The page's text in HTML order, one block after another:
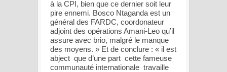
à la CPI, bien que ce dernier soit leur
pire ennemi. Bosco Ntaganda est un
général des FARDC, coordonateur
adjoint des opérations Amani-Leo qu’il
assure avec brio, malgré le manque
des moyens. » Et de conclure : « il est
abject que d’une part cette fameuse
communauté internationale travaille